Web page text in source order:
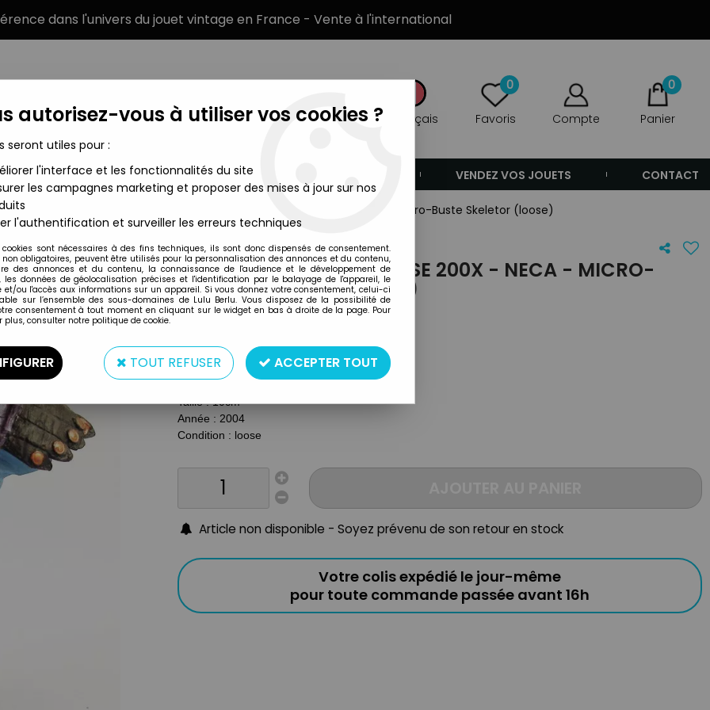
dans l'univers du jouet vintage en France - Vente à l'international
Français
0
Favoris Compte
0
Panier
MARQUES TYPE DE PRODUIT VENDEZ VOS JOUETS CONTACT
de l'Univers Bustes & Statues Masters of the Universe 200X - Neca - Micro-Buste Skeletor (loose)
NECA
MASTERS OF THE UNIVERSE 200X - NECA - MICRO-
BUSTE SKELETOR (LOOSE)
Type : Micro-buste
Taille : 10cm
Année : 2004
Condition : loose
Article non disponible - Soyez prévenu de son retour en stock
Votre colis expédié le jour-même
pour toute commande passée avant 16h
autorisez-vous à utiliser vos cookies ?
seront utiles pour :
l'interface et les fonctionnalités du site
les campagnes marketing et proposer des mises à jour sur nos
l'authentification et surveiller les erreurs techniques
cookies sont nécessaires à des fins techniques, ils sont donc dispensés de consentement.
non obligatoires, peuvent être utilisés pour la personnalisation des annonces et du contenu,
des annonces et du contenu, la connaissance de l'audience et le développement de
les données de géolocalisation précises et l'identification par le balayage de l'appareil, le
et/ou l'accès aux informations sur un appareil. Si vous donnez votre consentement, celui-ci
sur l’ensemble des sous-domaines de Lulu Berlu. Vous disposez de la possibilité de
consentement à tout moment en cliquant sur le widget en bas à droite de la page. Pour
plus, consulter notre politique de cookie.
TOUT REFUSER ACCEPTER TOUT